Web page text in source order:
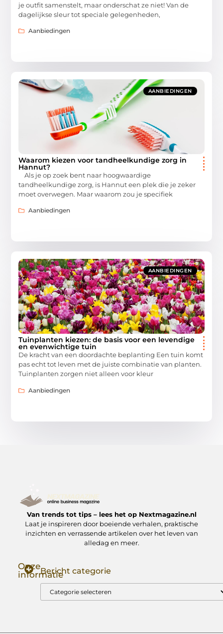
je outfit samenstelt, maar onderschat ze niet! Van de
dagelijkse sleur tot speciale gelegenheden,
Aanbiedingen
AANBIEDINGEN
Waarom kiezen voor tandheelkundige zorg in
Hannut?
Als je op zoek bent naar hoogwaardige
tandheelkundige zorg, is Hannut een plek die je zeker
moet overwegen. Maar waarom zou je specifiek
Aanbiedingen
AANBIEDINGEN
Tuinplanten kiezen: de basis voor een levendige
en evenwichtige tuin
De kracht van een doordachte beplanting Een tuin komt
pas echt tot leven met de juiste combinatie van planten.
Tuinplanten zorgen niet alleen voor kleur
Aanbiedingen
Van trends tot tips – lees het op Nextmagazine.nl
Laat je inspireren door boeiende verhalen, praktische
inzichten en verrassende artikelen over het leven van
alledag en meer.
Onze
informatieBericht categorie